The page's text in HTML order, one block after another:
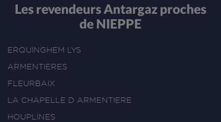
Les revendeurs Antargaz proches
de NIEPPE
ERQUINGHEM LYS
ARMENTIERES
FLEURBAIX
LA CHAPELLE D ARMENTIERE
HOUPLINES